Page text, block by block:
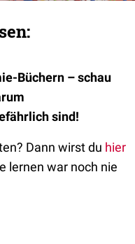
Büchern – schau
sind!
Dann wirst du hier
lernen war noch nie